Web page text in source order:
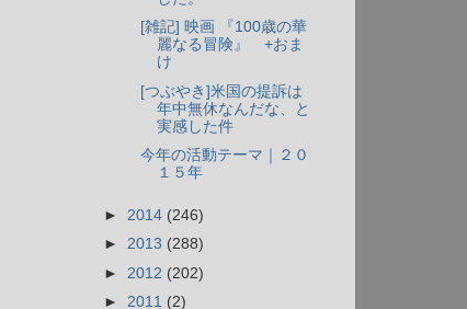
[雑記] 映画 『100歳の華
麗なる冒険』 +おま
け
[つぶやき]米国の提訴は
年中無休なんだな、と
実感した件
今年の活動テーマ｜２０
１５年
► 2014 (246)
► 2013 (288)
► 2012 (202)
► 2011 (2)